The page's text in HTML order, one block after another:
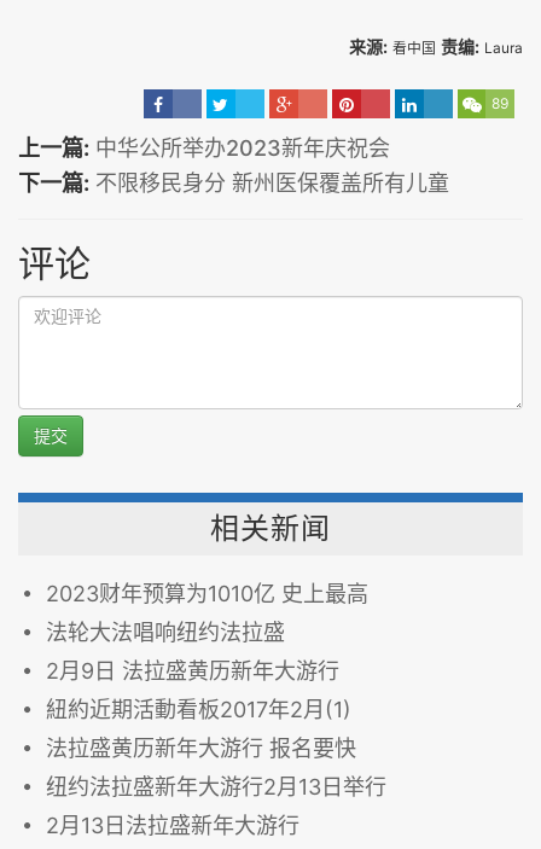
来源: 看中国 责编: Laura
89
上一篇: 中华公所举办2023新年庆祝会
下一篇: 不限移民身分 新州医保覆盖所有儿童
评论
提交
相关新闻
2023财年预算为1010亿 史上最高
法轮大法唱响纽约法拉盛
2月9日 法拉盛黄历新年大游行
紐約近期活動看板2017年2月(1)
法拉盛黄历新年大游行 报名要快
纽约法拉盛新年大游行2月13日举行
2月13日法拉盛新年大游行